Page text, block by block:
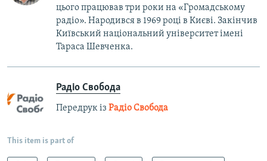
цього працював три роки на «Громадському
радіо». Народився в 1969 році в Києві. Закінчив
Київський національний університет імені
Тараса Шевченка.
Радіо Свобода
Передрук із Радіо Свобода
This item is part of